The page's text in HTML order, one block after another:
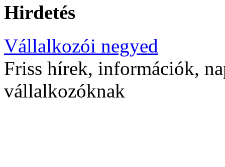
Hirdetés
Vállalkozói negyed
Friss hírek, információk,
vállalkozóknak